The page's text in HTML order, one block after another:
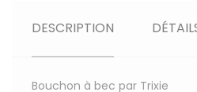
DESCRIPTION
Bouchon à bec par Trixie